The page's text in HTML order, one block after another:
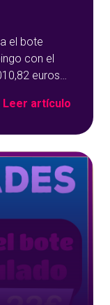
el bote
con el
euros
Leer artículo